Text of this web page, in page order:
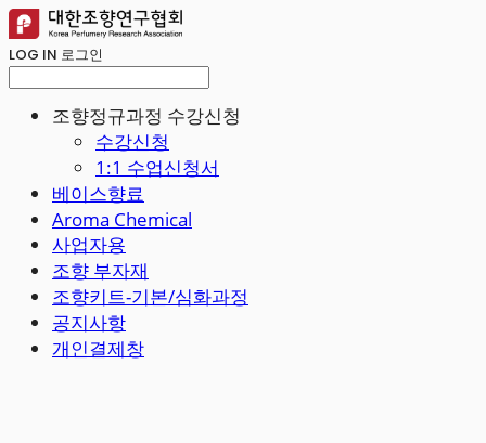
LOG IN 로그인
조향정규과정 수강신청
수강신청
1:1 수업신청서
베이스향료
Aroma Chemical
사업자용
조향 부자재
조향키트-기본/심화과정
공지사항
개인결제창